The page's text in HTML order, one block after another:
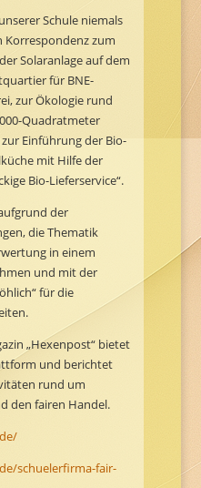
Schule niemals
Korrespondenz zum
Solaranlage auf dem
für BNE-
zur Ökologie rund
Quadratmeter
Einführung der Bio-
mit Hilfe der
Bio-Lieferservice“.
der
die Thematik
in einem
und mit der
für die
„Hexenpost“ bietet
und berichtet
rund um
den fairen Handel.
schuelerfirma-fair-